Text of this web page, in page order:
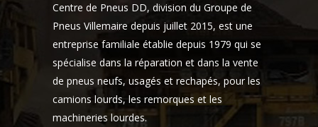
Centre de Pneus DD, division du Groupe de
Pneus Villemaire depuis juillet 2015, est une
entreprise familiale établie depuis 1979 qui se
spécialise dans la réparation et dans la vente
de pneus neufs, usagés et rechapés, pour les
camions lourds, les remorques et les
machineries lourdes.